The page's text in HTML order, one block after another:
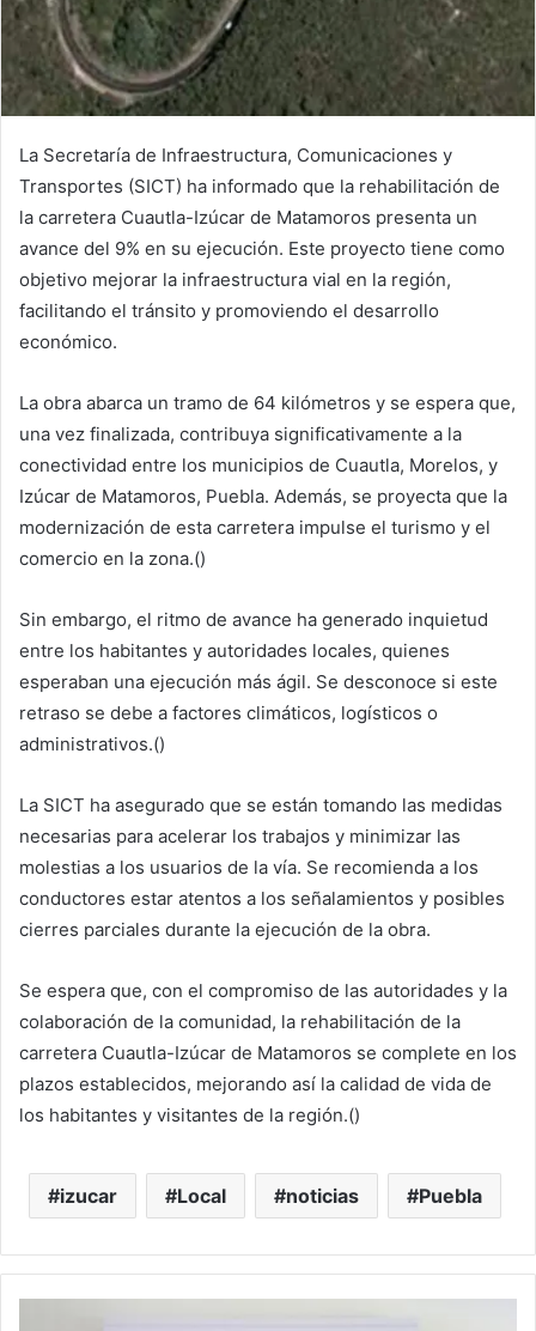
La Secretaría de Infraestructura, Comunicaciones y
Transportes (SICT) ha informado que la rehabilitación de
la carretera Cuautla-Izúcar de Matamoros presenta un
avance del 9% en su ejecución. Este proyecto tiene como
objetivo mejorar la infraestructura vial en la región,
facilitando el tránsito y promoviendo el desarrollo
económico.
La obra abarca un tramo de 64 kilómetros y se espera que,
una vez finalizada, contribuya significativamente a la
conectividad entre los municipios de Cuautla, Morelos, y
Izúcar de Matamoros, Puebla. Además, se proyecta que la
modernización de esta carretera impulse el turismo y el
comercio en la zona.()
Sin embargo, el ritmo de avance ha generado inquietud
entre los habitantes y autoridades locales, quienes
esperaban una ejecución más ágil. Se desconoce si este
retraso se debe a factores climáticos, logísticos o
administrativos.()
La SICT ha asegurado que se están tomando las medidas
necesarias para acelerar los trabajos y minimizar las
molestias a los usuarios de la vía. Se recomienda a los
conductores estar atentos a los señalamientos y posibles
cierres parciales durante la ejecución de la obra.
Se espera que, con el compromiso de las autoridades y la
colaboración de la comunidad, la rehabilitación de la
carretera Cuautla-Izúcar de Matamoros se complete en los
plazos establecidos, mejorando así la calidad de vida de
los habitantes y visitantes de la región.()
izucar Local noticias Puebla